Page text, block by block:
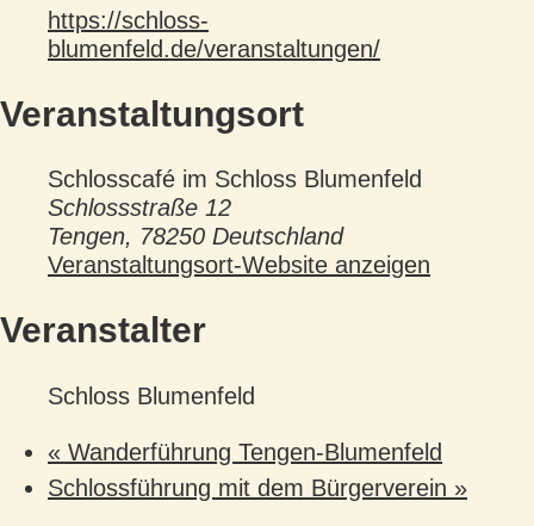
https://schloss-
blumenfeld.de/veranstaltungen/
Veranstaltungsort
Schlosscafé im Schloss Blumenfeld
Schlossstraße 12
Tengen, 78250 Deutschland
Veranstaltungsort-Website anzeigen
Veranstalter
Schloss Blumenfeld
« Wanderführung Tengen-Blumenfeld
Schlossführung mit dem Bürgerverein »